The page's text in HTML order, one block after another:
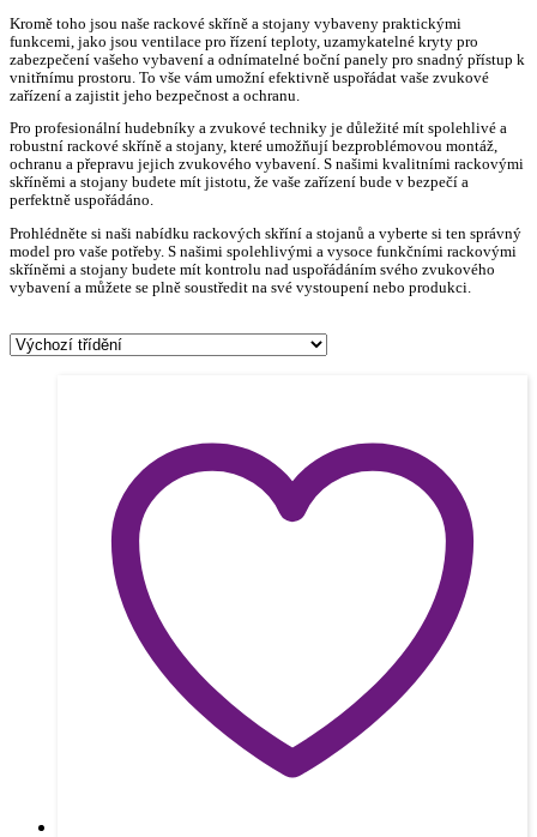
Kromě toho jsou naše rackové skříně a stojany vybaveny praktickými
funkcemi, jako jsou ventilace pro řízení teploty, uzamykatelné kryty pro
zabezpečení vašeho vybavení a odnímatelné boční panely pro snadný přístup k
vnitřnímu prostoru. To vše vám umožní efektivně uspořádat vaše zvukové
zařízení a zajistit jeho bezpečnost a ochranu.
Pro profesionální hudebníky a zvukové techniky je důležité mít spolehlivé a
robustní rackové skříně a stojany, které umožňují bezproblémovou montáž,
ochranu a přepravu jejich zvukového vybavení. S našimi kvalitními rackovými
skříněmi a stojany budete mít jistotu, že vaše zařízení bude v bezpečí a
perfektně uspořádáno.
Prohlédněte si naši nabídku rackových skříní a stojanů a vyberte si ten správný
model pro vaše potřeby. S našimi spolehlivými a vysoce funkčními rackovými
skříněmi a stojany budete mít kontrolu nad uspořádáním svého zvukového
vybavení a můžete se plně soustředit na své vystoupení nebo produkci.